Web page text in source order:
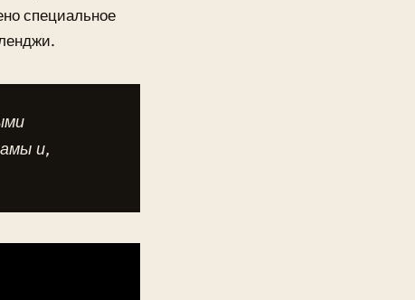
специальное
и,